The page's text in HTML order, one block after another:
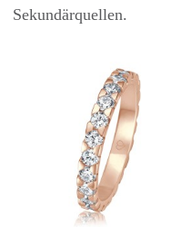
Sekundärquellen.